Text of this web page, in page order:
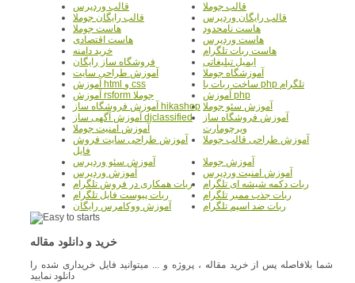
قالب جوملا
قالب وردپرس
قالب رایگان وردپرس
قالب رایگان جوملا
هاست نامحدود
هاست جوملا
هاست وردپرس
هاست اقتصادی
هاست ربات تلگرام
خرید دامنه
ایمیل تبلیغاتی
فروشگاه ساز رایگان
آموزشگاه جوملا
آموزش طراحی سایت
ساخت ربات با php تلگرام
آموزش html و css
آموزش php
آموزش rsform جوملا
آموزش سئو جوملا آموزش فروشگاه ساز hikashop
آموزش فروشگاه ساز
ویرچومارت
آموزش آگهی ساز djclassified
آموزش امنیت جوملا
آموزش طراحی قالب جوملا
آموزش طراحی سایت فروش
فایل
آموزش جوملا
آموزش سئو وردپرس
آموزش امنیت وردپرس
آموزش وردپرس
ربات دکمه شیشه ای تلگرام
ربات همکاری در فروش تلگرام
ربات جذب ممبر تلگرام
ربات پیوست فایل تلگرام
ربات ضد اسپم تلگرام
آموزش ووکامرس رایگان
خرید و دانلود مقاله
شما بلافاصله پس از خرید مقاله ، پروژه و ... میتوانید فایل خریداری شده را
دانلود نمایید